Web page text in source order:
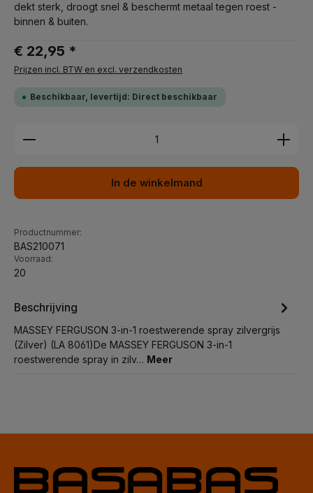
dekt sterk, droogt snel & beschermt metaal tegen roest -
binnen & buiten.
€ 22,95 *
Prijzen incl. BTW en excl. verzendkosten
Beschikbaar, levertijd: Direct beschikbaar
Producthoeveelheid: Voer de gewenste
In de winkelmand
Productnummer:
BAS210071
Voorraad:
20
Beschrijving
MASSEY FERGUSON 3-in-1 roestwerende spray zilvergrijs
(Zilver) (LA 8061)De MASSEY FERGUSON 3-in-1
roestwerende spray in zilv… Meer